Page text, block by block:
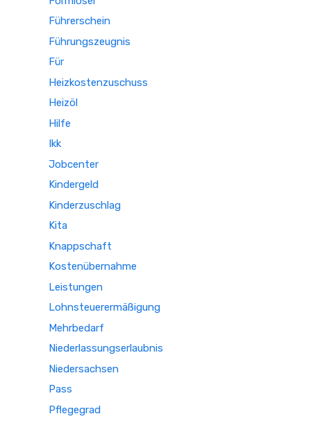
Führerschein
Führungszeugnis
Für
Heizkostenzuschuss
Heizöl
Hilfe
Ikk
Jobcenter
Kindergeld
Kinderzuschlag
Kita
Knappschaft
Kostenübernahme
Leistungen
Lohnsteuerermäßigung
Mehrbedarf
Niederlassungserlaubnis
Niedersachsen
Pass
Pflegegrad